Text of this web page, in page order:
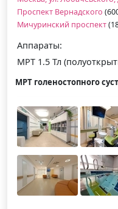
Проспект Вернадского
Мичуринский проспект
Аппараты:
МРТ 1.5 Тл
МРТ голеностопного